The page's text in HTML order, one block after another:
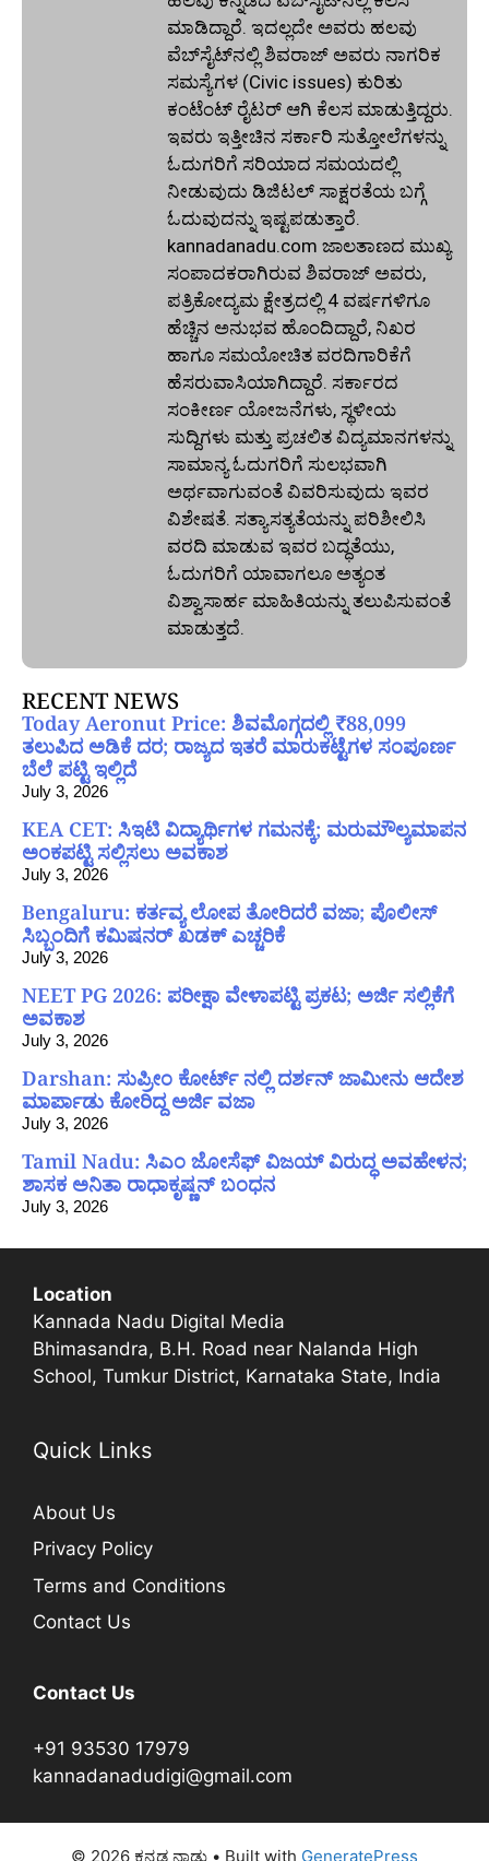
ಮಾಡಿದ್ದಾರೆ. ಇದಲ್ಲದೇ ಅವರು ಹಲವು
ವೆಬ್‌ಸೈಟ್‌ನಲ್ಲಿ ಶಿವರಾಜ್ ಅವರು ನಾಗರಿಕ
ಸಮಸ್ಯೆಗಳ (Civic issues) ಕುರಿತು
ಕಂಟೆಂಟ್ ರೈಟರ್ ಆಗಿ ಕೆಲಸ ಮಾಡುತ್ತಿದ್ದರು.
ಇವರು ಇತ್ತೀಚಿನ ಸರ್ಕಾರಿ ಸುತ್ತೋಲೆಗಳನ್ನು
ಓದುಗರಿಗೆ ಸರಿಯಾದ ಸಮಯದಲ್ಲಿ
ನೀಡುವುದು ಡಿಜಿಟಲ್ ಸಾಕ್ಷರತೆಯ ಬಗ್ಗೆ
ಓದುವುದನ್ನು ಇಷ್ಟಪಡುತ್ತಾರೆ.
kannadanadu.com ಜಾಲತಾಣದ ಮುಖ್ಯ
ಸಂಪಾದಕರಾಗಿರುವ ಶಿವರಾಜ್ ಅವರು,
ಪತ್ರಿಕೋದ್ಯಮ ಕ್ಷೇತ್ರದಲ್ಲಿ 4 ವರ್ಷಗಳಿಗೂ
ಹೆಚ್ಚಿನ ಅನುಭವ ಹೊಂದಿದ್ದಾರೆ, ನಿಖರ
ಹಾಗೂ ಸಮಯೋಚಿತ ವರದಿಗಾರಿಕೆಗೆ
ಹೆಸರುವಾಸಿಯಾಗಿದ್ದಾರೆ. ಸರ್ಕಾರದ
ಸಂಕೀರ್ಣ ಯೋಜನೆಗಳು, ಸ್ಥಳೀಯ
ಸುದ್ದಿಗಳು ಮತ್ತು ಪ್ರಚಲಿತ ವಿದ್ಯಮಾನಗಳನ್ನು
ಸಾಮಾನ್ಯ ಓದುಗರಿಗೆ ಸುಲಭವಾಗಿ
ಅರ್ಥವಾಗುವಂತೆ ವಿವರಿಸುವುದು ಇವರ
ವಿಶೇಷತೆ. ಸತ್ಯಾಸತ್ಯತೆಯನ್ನು ಪರಿಶೀಲಿಸಿ
ವರದಿ ಮಾಡುವ ಇವರ ಬದ್ಧತೆಯು,
ಓದುಗರಿಗೆ ಯಾವಾಗಲೂ ಅತ್ಯಂತ
ವಿಶ್ವಾಸಾರ್ಹ ಮಾಹಿತಿಯನ್ನು ತಲುಪಿಸುವಂತೆ
ಮಾಡುತ್ತದೆ.
RECENT NEWS
Today Aeronut Price: ಶಿವಮೊಗ್ಗದಲ್ಲಿ ₹88,099
ತಲುಪಿದ ಅಡಿಕೆ ದರ; ರಾಜ್ಯದ ಇತರೆ ಮಾರುಕಟ್ಟೆಗಳ ಸಂಪೂರ್ಣ
ಬೆಲೆ ಪಟ್ಟಿ ಇಲ್ಲಿದೆ
July 3, 2026
KEA CET: ಸಿಇಟಿ ವಿದ್ಯಾರ್ಥಿಗಳ ಗಮನಕ್ಕೆ; ಮರುಮೌಲ್ಯಮಾಪನ
ಅಂಕಪಟ್ಟಿ ಸಲ್ಲಿಸಲು ಅವಕಾಶ
July 3, 2026
Bengaluru: ಕರ್ತವ್ಯ ಲೋಪ ತೋರಿದರೆ ವಜಾ; ಪೊಲೀಸ್
ಸಿಬ್ಬಂದಿಗೆ ಕಮಿಷನರ್ ಖಡಕ್ ಎಚ್ಚರಿಕೆ
July 3, 2026
NEET PG 2026: ಪರೀಕ್ಷಾ ವೇಳಾಪಟ್ಟಿ ಪ್ರಕಟ; ಅರ್ಜಿ ಸಲ್ಲಿಕೆಗೆ
ಅವಕಾಶ
July 3, 2026
Darshan: ಸುಪ್ರೀಂ ಕೋರ್ಟ್ ನಲ್ಲಿ ದರ್ಶನ್ ಜಾಮೀನು ಆದೇಶ
ಮಾರ್ಪಾಡು ಕೋರಿದ್ದ ಅರ್ಜಿ ವಜಾ
July 3, 2026
Tamil Nadu: ಸಿಎಂ ಜೋಸೆಫ್ ವಿಜಯ್ ವಿರುದ್ಧ ಅವಹೇಳನ;
ಶಾಸಕ ಅನಿತಾ ರಾಧಾಕೃಷ್ಣನ್ ಬಂಧನ
July 3, 2026
Location
Kannada Nadu Digital Media
Bhimasandra, B.H. Road near Nalanda High
School, Tumkur District, Karnataka State, India
Quick Links
About Us
Privacy Policy
Terms and Conditions
Contact Us
Contact Us
+91 93530 17979
kannadanadudigi@gmail.com
© 2026 ಕನ್ನಡ ನಾಡು • Built with GeneratePress